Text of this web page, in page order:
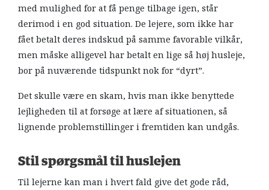
med mulighed for at få penge tilbage igen, står
derimod i en god situation. De lejere, som ikke har
fået betalt deres indskud på samme favorable vilkår,
men måske alligevel har betalt en lige så høj husleje,
bor på nuværende tidspunkt nok for “dyrt”.
Det skulle være en skam, hvis man ikke benyttede
lejligheden til at forsøge at lære af situationen, så
lignende problemstillinger i fremtiden kan undgås.
Stil spørgsmål til huslejen
Til lejerne kan man i hvert fald give det gode råd,